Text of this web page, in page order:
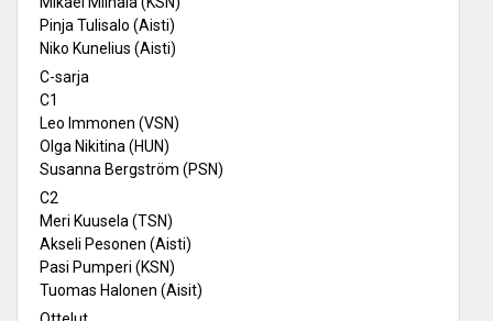
Pinja Tulisalo (Aisti)
Niko Kunelius (Aisti)
C-sarja
C1
Leo Immonen (VSN)
Olga Nikitina (HUN)
Susanna Bergström (PSN)
C2
Meri Kuusela (TSN)
Akseli Pesonen (Aisti)
Pasi Pumperi (KSN)
Tuomas Halonen (Aisit)